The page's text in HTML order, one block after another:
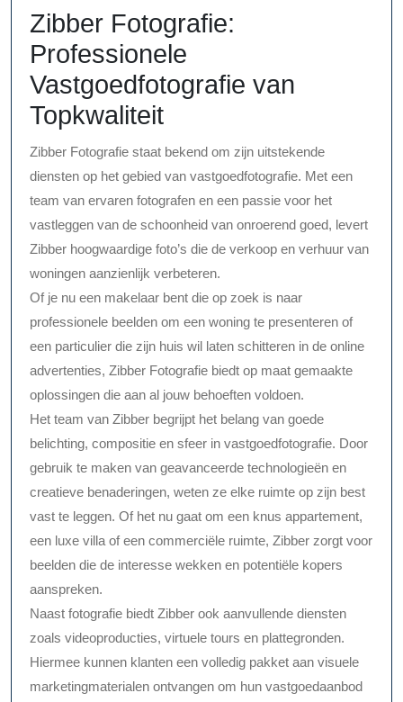
Zibber Fotografie:
Professionele
Vastgoedfotografie van
Topkwaliteit
Zibber Fotografie staat bekend om zijn uitstekende
diensten op het gebied van vastgoedfotografie. Met een
team van ervaren fotografen en een passie voor het
vastleggen van de schoonheid van onroerend goed, levert
Zibber hoogwaardige foto’s die de verkoop en verhuur van
woningen aanzienlijk verbeteren.
Of je nu een makelaar bent die op zoek is naar
professionele beelden om een woning te presenteren of
een particulier die zijn huis wil laten schitteren in de online
advertenties, Zibber Fotografie biedt op maat gemaakte
oplossingen die aan al jouw behoeften voldoen.
Het team van Zibber begrijpt het belang van goede
belichting, compositie en sfeer in vastgoedfotografie. Door
gebruik te maken van geavanceerde technologieën en
creatieve benaderingen, weten ze elke ruimte op zijn best
vast te leggen. Of het nu gaat om een knus appartement,
een luxe villa of een commerciële ruimte, Zibber zorgt voor
beelden die de interesse wekken en potentiële kopers
aanspreken.
Naast fotografie biedt Zibber ook aanvullende diensten
zoals videoproducties, virtuele tours en plattegronden.
Hiermee kunnen klanten een volledig pakket aan visuele
marketingmaterialen ontvangen om hun vastgoedaanbod